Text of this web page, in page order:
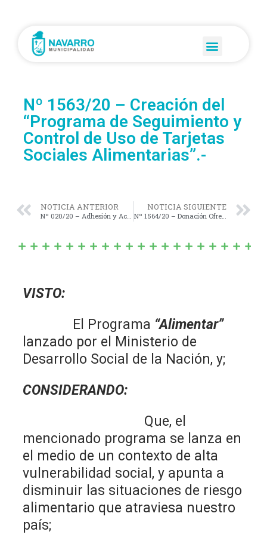
Nº 1563/20 – Creación del
“Programa de Seguimiento y
Control de Uso de Tarjetas
Sociales Alimentarias”.-
NOTICIA ANTERIOR
Nº 020/20 – Adhesión y Acompañamiento al Proyecto de Ley N° 1875-D-2020.-
NOTICIA SIGUIENTE
Nº 1564/20 – Donación Ofrecida por TOYOTA Argentina S.A., a favor de la Municipalidad de Navarro, de una Toyota Hilux 4×4 equipada como Ambulancia.-
VISTO:
El Programa “Alimentar”
lanzado por el Ministerio de
Desarrollo Social de la Nación, y;
CONSIDERANDO:
Que, el
mencionado programa se lanza en
el medio de un contexto de alta
vulnerabilidad social, y apunta a
disminuir las situaciones de riesgo
alimentario que atraviesa nuestro
país;